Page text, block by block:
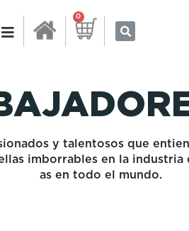
0
y talentosos que
imborrables en la
en todo el mundo.